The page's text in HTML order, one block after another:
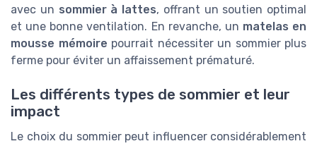
avec un sommier à lattes, offrant un soutien optimal
et une bonne ventilation. En revanche, un matelas en
mousse mémoire pourrait nécessiter un sommier plus
ferme pour éviter un affaissement prématuré.
Les différents types de sommier et leur
impact
Le choix du sommier peut influencer considérablement